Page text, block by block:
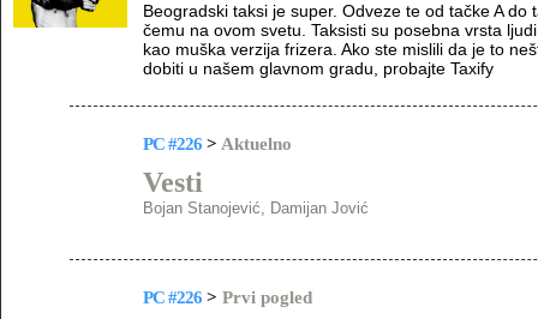
Beogradski taksi je super. Odveze te od tačke A
čemu na ovom svetu. Taksisti su posebna vrsta
kao muška verzija frizera. Ako ste mislili da je to
dobiti u našem glavnom gradu, probajte Taxify
PC #226 > Aktuelno
Vesti
Bojan Stanojević, Damijan Jović
PC #226 > Prvi pogled